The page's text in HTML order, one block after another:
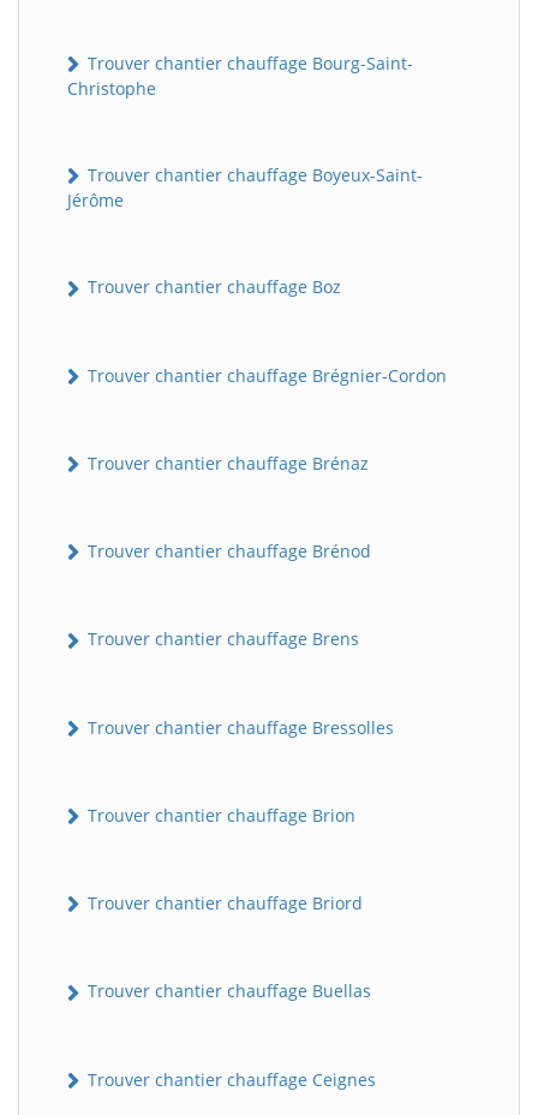
Trouver chantier chauffage Bourg-Saint-
Christophe
Trouver chantier chauffage Boyeux-Saint-
Jérôme
Trouver chantier chauffage Boz
Trouver chantier chauffage Brégnier-Cordon
Trouver chantier chauffage Brénaz
Trouver chantier chauffage Brénod
Trouver chantier chauffage Brens
Trouver chantier chauffage Bressolles
Trouver chantier chauffage Brion
Trouver chantier chauffage Briord
Trouver chantier chauffage Buellas
Trouver chantier chauffage Ceignes